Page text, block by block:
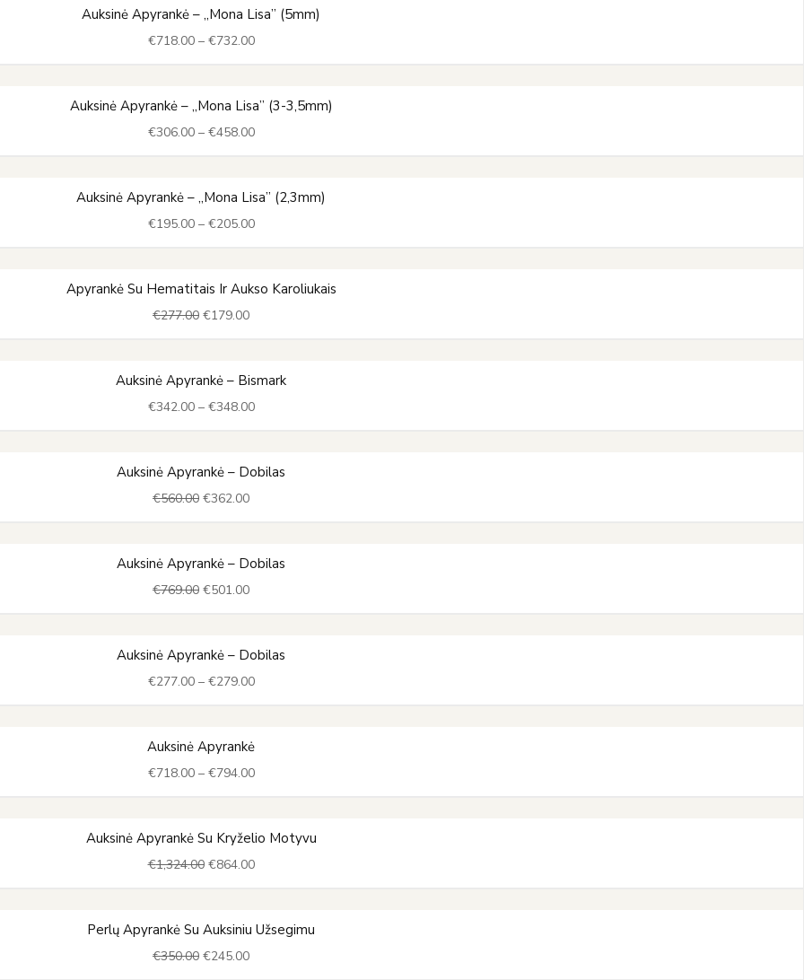
Auksinė Apyrankė – „Mona Lisa” (5mm)
€718.00 – €732.00
range:
€718.00
Auksinė Apyrankė – „Mona Lisa” (3-3,5mm)
€306.00 – €458.00
Price
range:
€306.00
Auksinė Apyrankė – „Mona Lisa” (2,3mm)
€195.00 – €205.00
Price
range:
€195.00
Apyrankė Su Hematitais Ir Aukso Karoliukais
€277.00
price
was:
€179.00
price
is:
Auksinė Apyrankė – Bismark
€342.00 – €348.00
range:
€342.00
Auksinė Apyrankė – Dobilas
€560.00
price
was:
€362.00
price
is:
Auksinė Apyrankė – Dobilas
€769.00
price
was:
€501.00
price
is:
Auksinė Apyrankė – Dobilas
€277.00 – €279.00
range:
€277.00
Auksinė Apyrankė
€718.00 – €794.00
range:
€718.00
Auksinė Apyrankė Su Kryželio Motyvu
€1,324.00
Original
price
was:
€864.00
price
is:
Perlų Apyrankė Su Auksiniu Užsegimu
€350.00
price
was:
€245.00
Current
price
is: